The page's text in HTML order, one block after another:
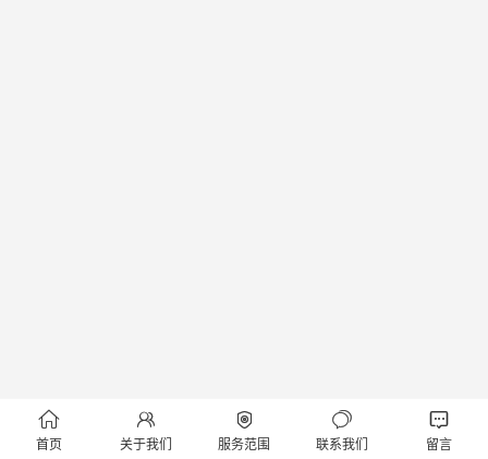

首页

关于我们

服务范围

联系我们

留言